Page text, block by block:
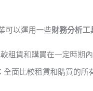
可以運用一些財務分析工
租賃和購買在一定時期
全面比較租賃和購買的所